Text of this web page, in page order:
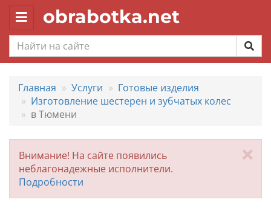
Toggle
navigation
obrabotka.net
Главная Услуги
Готовые изделия
Изготовление шестерен и зубчатых колес
в Тюмени
Внимание! На сайте появились
неблагонадежные исполнители.
Подробности